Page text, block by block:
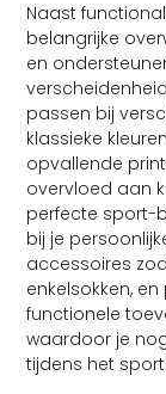
Naast
belangrijke
en
passen bij
klassieke
opvallende
overvloed aan
perfecte sport-
bij je
accessoires
enkelsokken,
functionele
waardoor je
tijdens het